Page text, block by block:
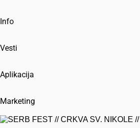
Info
Vesti
Aplikacija
Marketing